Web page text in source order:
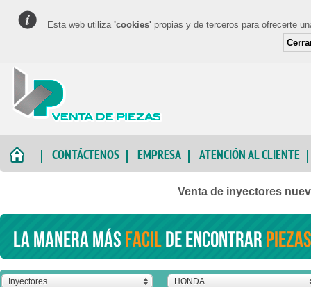
Esta web utiliza 'cookies' propias y de terceros para ofrecerte
CONTÁCTENOS EMPRESA ATENCIÓN AL CLIENTE
Venta de inyectores
La manera másfacilde encontrar
Inyectores HONDA